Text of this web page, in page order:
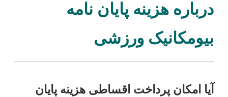
درباره هزینه پایان نامه
بیومکانیک ورزشی
آیا امکان پرداخت اقساطی هزینه پایان